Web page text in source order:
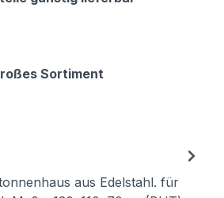
Sortiment
aus Edelstahl. für